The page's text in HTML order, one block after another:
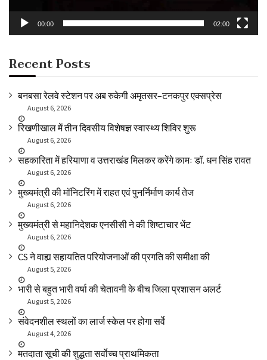
00:00 02:00
Recent Posts
बनबसा रेलवे स्टेशन पर अब रुकेगी अमृतसर–टनकपुर एक्सप्रेस
August 6, 2026
रिखणीखाल में तीन दिवसीय विशेषज्ञ स्वास्थ्य शिविर शुरू
August 6, 2026
सहकारिता में हरियाणा व उत्तराखंड मिलकर करेंगे कामः डाॅ. धन सिंह रावत
August 6, 2026
मुख्यमंत्री की मॉनिटरिंग में राहत एवं पुनर्निर्माण कार्य तेज
August 6, 2026
मुख्यमंत्री से महानिदेशक एनसीसी ने की शिष्टाचार भेंट
August 6, 2026
CS ने वाह्य सहायतित परियोजनाओं की प्रगति की समीक्षा की
August 5, 2026
भारी से बहुत भारी वर्षा की चेतावनी के बीच जिला प्रशासन अलर्ट
August 5, 2026
संवेदनशील स्थलों का लार्ज स्केल पर होगा सर्वे
August 4, 2026
मतदाता सूची की शुद्धता सर्वाेच्च प्राथमिकता